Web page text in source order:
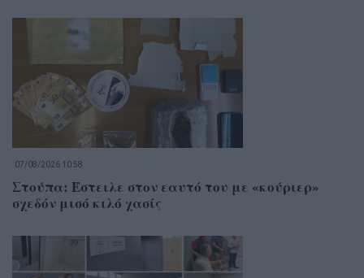
07/08/2026 10:58
Στούπα: Έστειλε στον εαυτό του με «κούριερ»
σχεδόν μισό κιλό χασίς